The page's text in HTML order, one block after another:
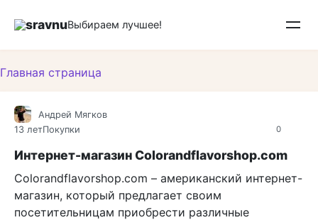
sravnuВыбираем лучшее!
Главная страница
0
Андрей Мягков
13 летПокупки
Интернет-магазин Colorandflavorshop.com
Colorandflavorshop.com – американский интернет-
магазин, который предлагает своим
посетительницам приобрести различные